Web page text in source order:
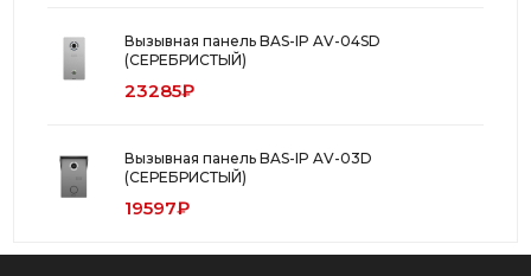
Вызывная панель BAS-IP AV-04SD
(СЕРЕБРИСТЫЙ)
23285₽
Вызывная панель BAS-IP AV-03D
(СЕРЕБРИСТЫЙ)
19597₽